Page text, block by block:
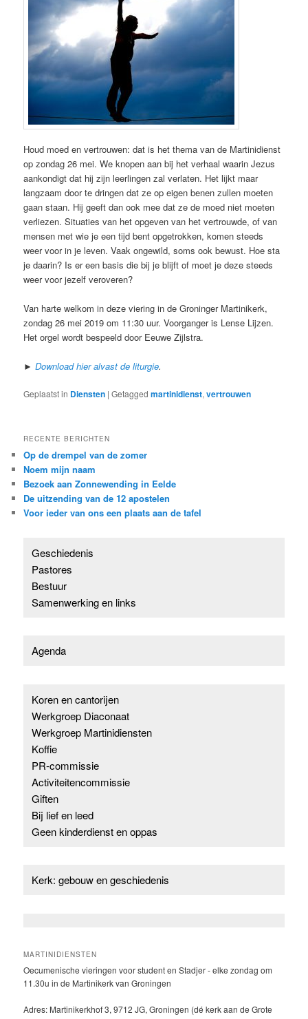
Houd moed en vertrouwen: dat is het thema van de Martinidienst
op zondag 26 mei. We knopen aan bij het verhaal waarin Jezus
aankondigt dat hij zijn leerlingen zal verlaten. Het lijkt maar
langzaam door te dringen dat ze op eigen benen zullen moeten
gaan staan. Hij geeft dan ook mee dat ze de moed niet moeten
verliezen. Situaties van het opgeven van het vertrouwde, of van
mensen met wie je een tijd bent opgetrokken, komen steeds
weer voor in je leven. Vaak ongewild, soms ook bewust. Hoe sta
je daarin? Is er een basis die bij je blijft of moet je deze steeds
weer voor jezelf veroveren?
Van harte welkom in deze viering in de Groninger Martinikerk,
zondag 26 mei 2019 om 11:30 uur. Voorganger is Lense Lijzen.
Het orgel wordt bespeeld door Eeuwe Zijlstra.
►Download hier alvast de liturgie.
Geplaatst in Diensten |Getagged martinidienst,vertrouwen
RECENTE BERICHTEN
Op de drempel van de zomer
Noem mijn naam
Bezoek aan Zonnewending in Eelde
De uitzending van de 12 apostelen
Voor ieder van ons een plaats aan de tafel
Geschiedenis
Pastores
Bestuur
Samenwerking en links
Agenda
Koren en cantorijen
Werkgroep Diaconaat
Werkgroep Martinidiensten
Koffie
PR-commissie
Activiteitencommissie
Giften
Bij lief en leed
Geen kinderdienst en oppas
Kerk: gebouw en geschiedenis
MARTINIDIENSTEN
Oecumenische vieringen voor student en Stadjer - elke zondag om
11.30u in de Martinikerk van Groningen
Adres: Martinikerkhof 3, 9712 JG, Groningen (dé kerk aan de Grote